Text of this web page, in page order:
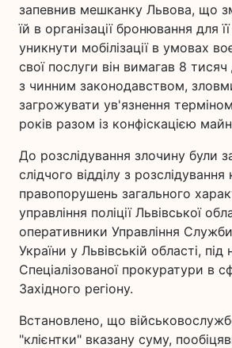
запевнив мешканку Львова, що
їй в організації бронювання для
уникнути мобілізації в умовах
свої послуги він вимагав 8 тисяч
з чинним законодавством,
загрожувати ув'язнення
років разом із конфіскацією
До розслідування злочину були
слідчого відділу з
правопорушень загального
управління поліції Львівської
оперативники Управління
України у Львівській області, під
Спеціалізованої прокуратури в
Західного регіону.
Встановлено, що
"клієнтки" вказану суму,